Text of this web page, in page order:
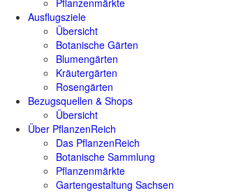
Pflanzenmärkte
Ausflugsziele
Übersicht
Botanische Gärten
Blumengärten
Kräutergärten
Rosengärten
Bezugsquellen & Shops
Übersicht
Über PflanzenReich
Das PflanzenReich
Botanische Sammlung
Pflanzenmärkte
Gartengestaltung Sachsen